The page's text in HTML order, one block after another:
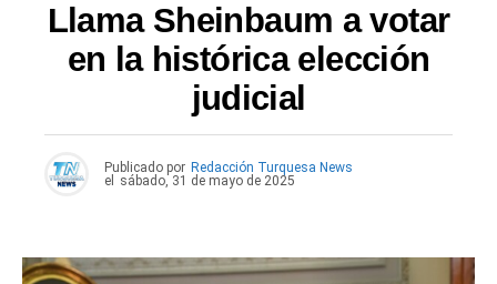
Llama Sheinbaum a votar
en la histórica elección
judicial
Publicado por Redacción Turquesa News
el
sábado, 31 de mayo de 2025